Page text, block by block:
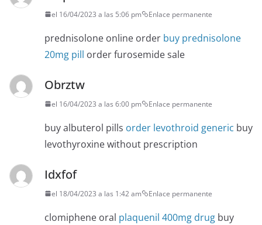
el 16/04/2023 a las 5:06 pm Enlace permanente
prednisolone online order buy prednisolone
20mg pill order furosemide sale
Obrztw
el 16/04/2023 a las 6:00 pm Enlace permanente
buy albuterol pills order levothroid generic buy
levothyroxine without prescription
Idxfof
el 18/04/2023 a las 1:42 am Enlace permanente
clomiphene oral plaquenil 400mg drug buy